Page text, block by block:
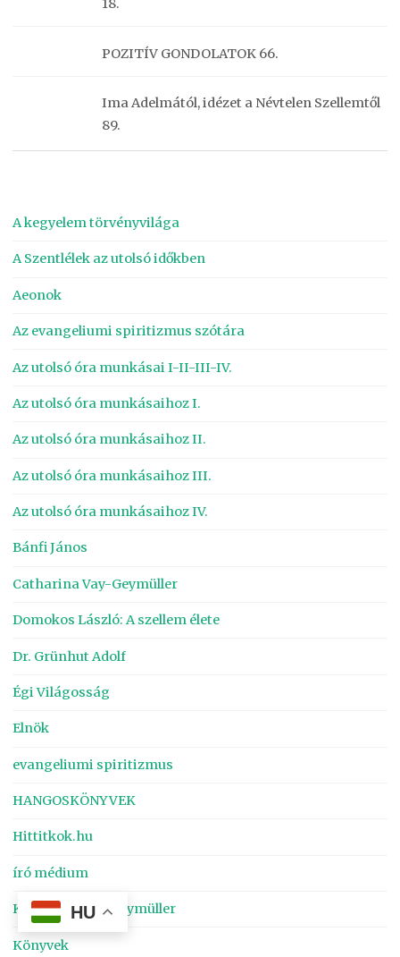
18.
POZITÍV GONDOLATOK 66.
Ima Adelmától, idézet a Névtelen Szellemtől
89.
A kegyelem törvényvilága
A Szentlélek az utolsó időkben
Aeonok
Az evangeliumi spiritizmus szótára
Az utolsó óra munkásai I-II-III-IV.
Az utolsó óra munkásaihoz I.
Az utolsó óra munkásaihoz II.
Az utolsó óra munkásaihoz III.
Az utolsó óra munkásaihoz IV.
Bánfi János
Catharina Vay-Geymüller
Domokos László: A szellem élete
Dr. Grünhut Adolf
Égi Világosság
Elnök
evangeliumi spiritizmus
HANGOSKÖNYVEK
Hittitkok.hu
író médium
Katharina von Geymüller
Könyvek
HU